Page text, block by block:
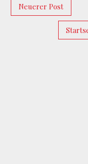
Neuerer Post